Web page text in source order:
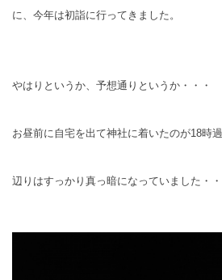
に、今年は初詣に行ってきました。
やはりというか、予想通りというか・・・
お昼前に自宅を出て神社に着いたのが18時
辺りはすっかり真っ暗になっていました・・